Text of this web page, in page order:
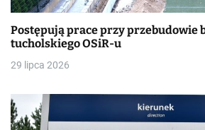
Postępują prace przy przebudowie
tucholskiego OSiR-u
29 lipca 2026